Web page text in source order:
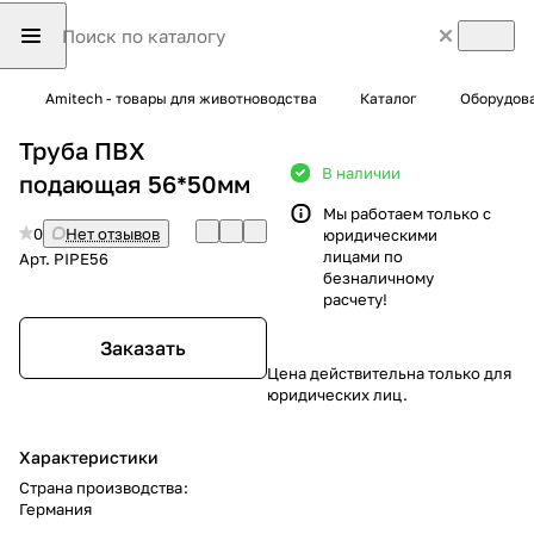
Amitech - товары для животноводства Каталог
Труба ПВХ
подающая 56*50мм
0
Нет отзывов
Арт. PIPE56
Заказать
Характеристики
Страна производства:
Германия
В наличии
Мы работаем только с
юридическими
лицами по
безналичному
расчету!
Цена действительна только для
юридических лиц.